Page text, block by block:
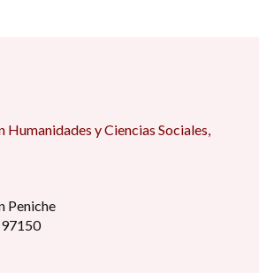
Humanidades y Ciencias Sociales,
Peniche
97150